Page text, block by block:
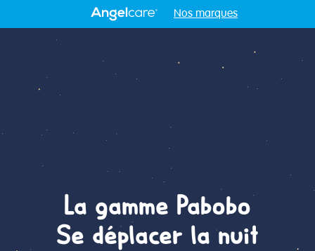
Nos marques
La gamme Pabobo
Se déplacer la nuit